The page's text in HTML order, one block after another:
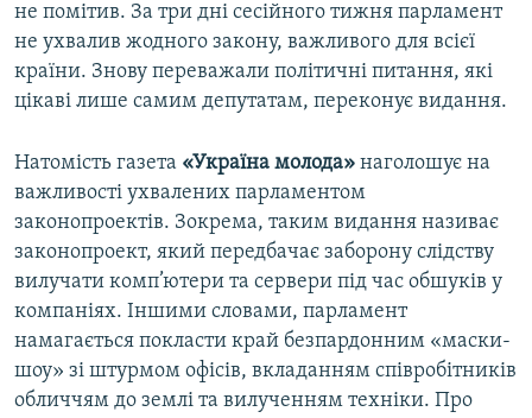
не помітив. За три дні сесійного тижня парламент
не ухвалив жодного закону, важливого для всієї
країни. Знову переважали політичні питання, які
цікаві лише самим депутатам, переконує видання.
Натомість газета «Україна молода» наголошує на
важливості ухвалених парламентом
законопроектів. Зокрема, таким видання називає
законопроект, який передбачає заборону слідству
вилучати комп’ютери та сервери під час обшуків у
компаніях. Іншими словами, парламент
намагається покласти край безпардонним «маски-
шоу» зі штурмом офісів, вкладанням співробітників
обличчям до землі та вилученням техніки. Про